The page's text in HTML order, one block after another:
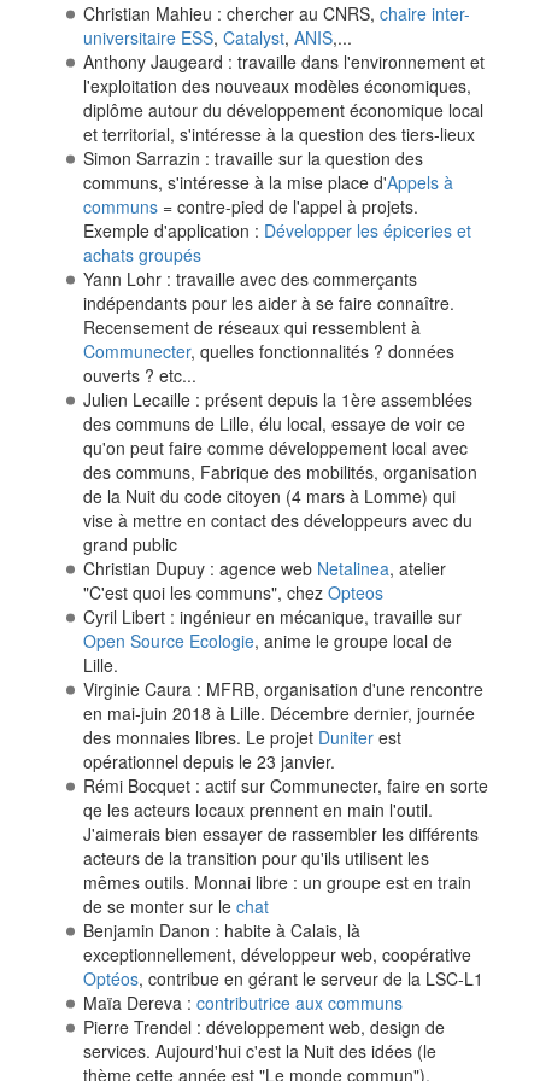
Christian Mahieu : chercher au CNRS, chaire inter-
universitaire ESS, Catalyst, ANIS,...
Anthony Jaugeard : travaille dans l'environnement et
l'exploitation des nouveaux modèles économiques,
diplôme autour du développement économique local
et territorial, s'intéresse à la question des tiers-lieux
Simon Sarrazin : travaille sur la question des
communs, s'intéresse à la mise place d'Appels à
communs= contre-pied de l'appel à projets.
Exemple d'application : Développer les épiceries et
achats groupés
Yann Lohr : travaille avec des commerçants
indépendants pour les aider à se faire connaître.
Recensement de réseaux qui ressemblent à
Communecter, quelles fonctionnalités ? données
ouverts ? etc...
Julien Lecaille : présent depuis la 1ère assemblées
des communs de Lille, élu local, essaye de voir ce
qu'on peut faire comme développement local avec
des communs, Fabrique des mobilités, organisation
de la Nuit du code citoyen (4 mars à Lomme) qui
vise à mettre en contact des développeurs avec du
grand public
Christian Dupuy : agence web Netalinea, atelier
"C'est quoi les communs", chez Opteos
Cyril Libert : ingénieur en mécanique, travaille sur
Open Source Ecologie, anime le groupe local de
Lille.
Virginie Caura : MFRB, organisation d'une rencontre
en mai-juin 2018 à Lille. Décembre dernier, journée
des monnaies libres. Le projet Duniterest
opérationnel depuis le 23 janvier.
Rémi Bocquet : actif sur Communecter, faire en sorte
qe les acteurs locaux prennent en main l'outil.
J'aimerais bien essayer de rassembler les différents
acteurs de la transition pour qu'ils utilisent les
mêmes outils. Monnai libre : un groupe est en train
de se monter sur le chat
Benjamin Danon : habite à Calais, là
exceptionnellement, développeur web, coopérative
Optéos, contribue en gérant le serveur de la LSC-L1
Maïa Dereva : contributrice aux communs
Pierre Trendel : développement web, design de
services. Aujourd'hui c'est la Nuit des idées (le
thème cette année est "Le monde commun"),